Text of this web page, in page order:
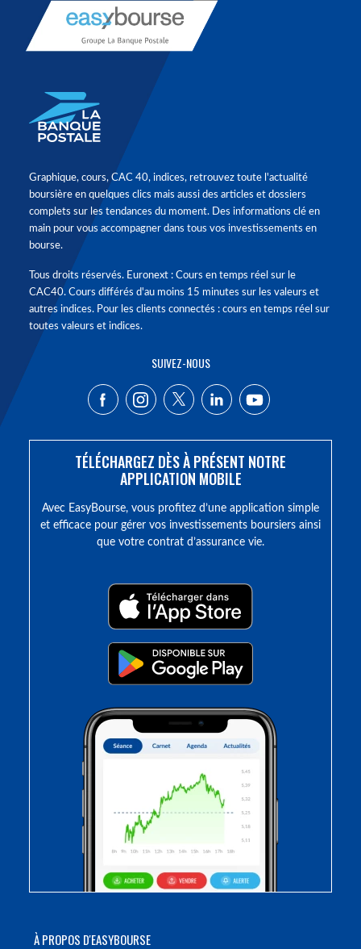
À PROPOS D'EASYBOURSE
Graphique, cours, CAC 40, indices, retrouvez toute l'actualité
boursière en quelques clics mais aussi des articles et dossiers
complets sur les tendances du moment. Des informations clé en
main pour vous accompagner dans tous vos investissements en
bourse.
Tous droits réservés. Euronext : Cours en temps réel sur le
CAC40. Cours différés d'au moins 15 minutes sur les valeurs et
autres indices. Pour les clients connectés : cours en temps réel sur
toutes valeurs et indices.
SUIVEZ-NOUS
TÉLÉCHARGEZ DÈS À PRÉSENT NOTRE
APPLICATION MOBILE
Avec EasyBourse, vous profitez d’une application simple
et efficace pour gérer vos investissements boursiers ainsi
que votre contrat d’assurance vie.